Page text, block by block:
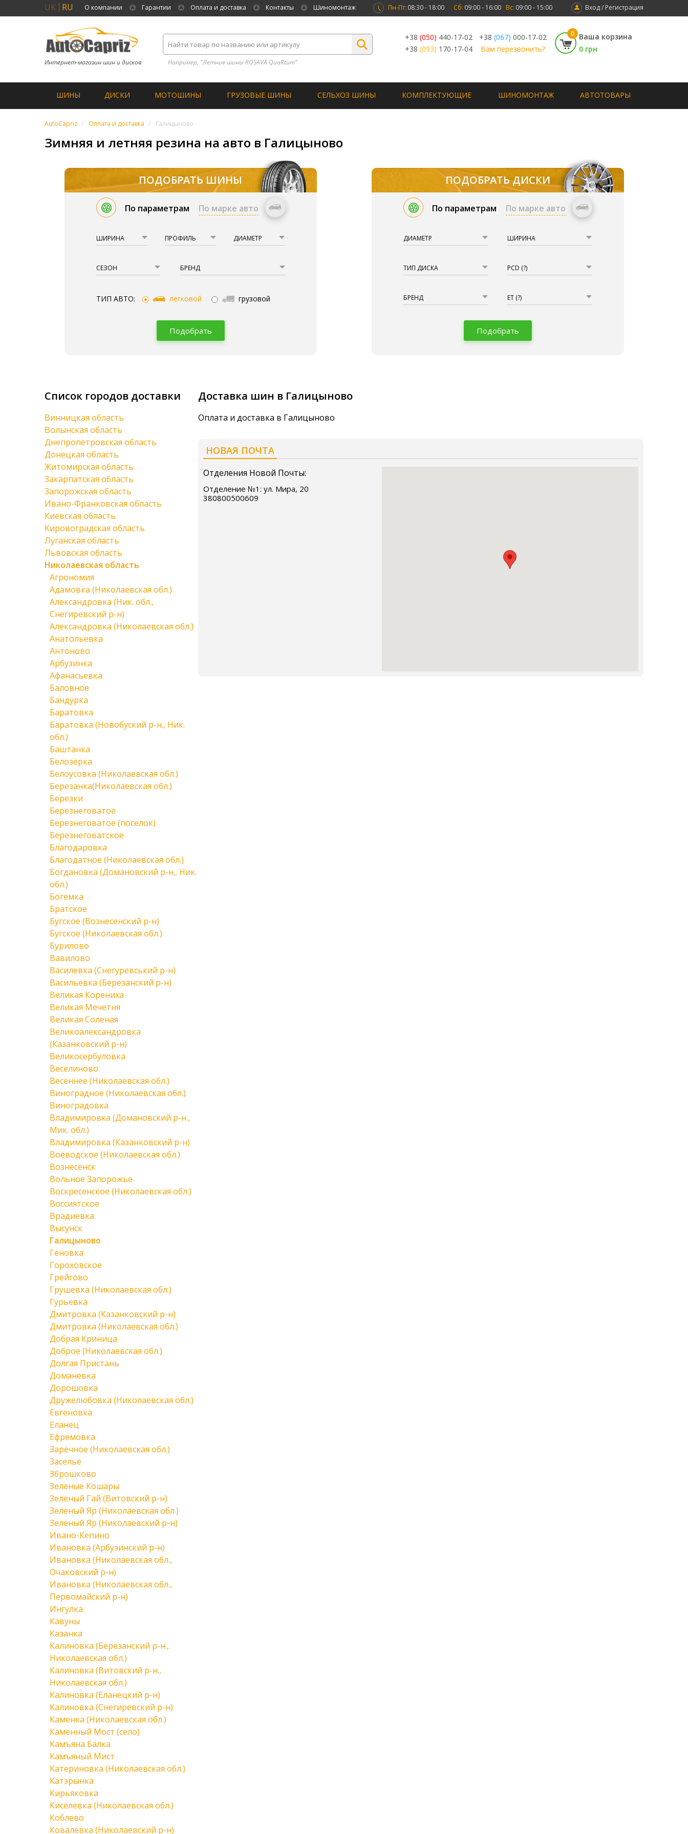
UK RU О компании Гарантии Оплата и доставка Контакты Шиномонтаж Вход / Регистрация
Пн-Пт: 08:30 - 18:00 Сб: 09:00 - 16:00 Вс: 09:00 - 15:00
Интернет-магазин шин и дисков Например, "Летние шины ROSAVA QuaRtum”
+38 (050) 440-17-02 +38 (067) 000-17-02
+38 (093) 170-17-04 Вам перезвонить?
0
Ваша корзина
0 грн
ШИНЫ ДИСКИ МОТОШИНЫ ГРУЗОВЫЕ ШИНЫ СЕЛЬХОЗ ШИНЫ КОМПЛЕКТУЮЩИЕ ШИНОМОНТАЖ АВТОТОВАРЫ
AutoCapriz Оплата и доставка Галицыново
Зимняя и летняя резина на авто в Галицыново
ПОДОБРАТЬ ШИНЫ
По параметрам По марке авто
ШИРИНА ПРОФИЛЬ ДИАМЕТР
СЕЗОН БРЕНД
ТИП АВТО: легковой грузовой
Подобрать
ПОДОБРАТЬ ДИСКИ
По параметрам По марке авто
ДИАМЕТР ШИРИНА
ТИП ДИСКА PCD (?)
БРЕНД ET (?)
Подобрать
Доставка шин в Галицыново
Оплата и доставка в Галицыново
НОВАЯ ПОЧТА
Отделения Новой Почты:
Отделение №1: ул. Мира, 20
380800500609
Список городов доставки
Винницкая область
Волынская область
Днепропетровская область
Донецкая область
Житомирская область
Закарпатская область
Запорожская область
Ивано-Франковская область
Киевская область
Кировоградская область
Луганская область
Львовская область
Николаевская область
Агрономия
Адамовка (Николаевская обл.)
Александровка (Ник. обл.,
Снегиревский р-н)
Александровка (Николаевская обл.)
Анатольевка
Антоново
Арбузинка
Афанасьевка
Баловное
Бандурка
Баратовка
Баратовка (Новобуский р-н., Ник.
обл.)
Баштанка
Белозёрка
Белоусовка (Николаевская обл.)
Березанка(Николаевская обл.)
Березки
Березнеговатое
Березнеговатое (поселок)
Березнеговатское
Благодаровка
Благодатное (Николаевская обл.)
Богдановка (Домановский р-н., Ник.
обл.)
Богемка
Братское
Бугское (Вознесенский р-н)
Бугское (Николаевская обл.)
Бурилово
Вавилово
Василевка (Снегуревський р-н)
Васильевка (Березанский р-н)
Великая Корениха
Великая Мечетня
Великая Соленая
Великоалександровка
(Казанковский р-н)
Великосербуловка
Веселиново
Весеннее (Николаевская обл.)
Виноградное (Николаевская обл.)
Виноградовка
Владимировка (Домановский р-н.,
Мик. обл.)
Владимировка (Казанковский р-н)
Воеводское (Николаевская обл.)
Вознесенск
Вольное Запорожье
Воскресенское (Николаевская обл.)
Воссиятское
Врадиевка
Высунск
Галицыново
Геновка
Гороховское
Грейгово
Грушевка (Николаевская обл.)
Гурьевка
Дмитровка (Казанковский р-н)
Дмитровка (Николаевская обл.)
Добрая Криница
Доброе (Николаевская обл.)
Долгая Пристань
Доманевка
Дорошовка
Дружелюбовка (Николаевская обл.)
Евгеновка
Еланец
Ефремовка
Заречное (Николаевская обл.)
Заселье
Зброшково
Зеленые Кошары
Зеленый Гай (Витовский р-н)
Зеленый Яр (Николаевская обл.)
Зеленый Яр (Николаевский р-н)
Ивано-Кепино
Ивановка (Арбузинский р-н)
Ивановка (Николаевская обл.,
Очаковский р-н)
Ивановка (Николаевская обл.,
Первомайский р-н)
Ингулка
Кавуны
Казанка
Калиновка (Березанский р-н.,
Николаевская обл.)
Калиновка (Витовский р-н.,
Николаевская обл.)
Калиновка (Еланецкий р-н)
Калиновка (Снегиревский р-н)
Каменка (Николаевская обл.)
Каменный Мост (село)
Камъяна Балка
Камъяный Мист
Катериновка (Николаевская обл.)
Катэрынка
Кирьяковка
Киселевка (Николаевская обл.)
Коблево
Ковалевка (Николаевский р-н)